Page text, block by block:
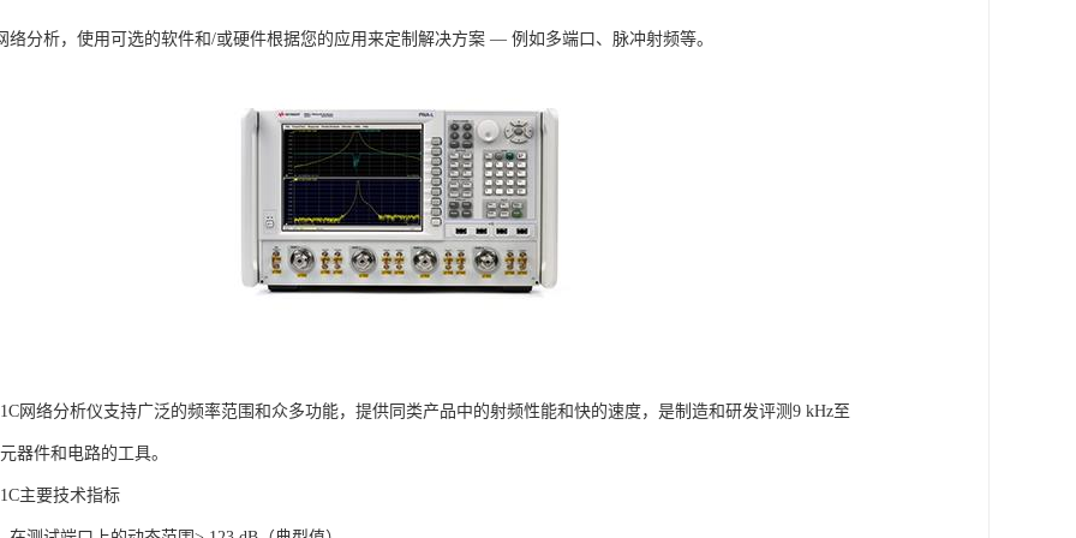
络分析，使用可选的软件和/或硬件根据您的应用来定制解决方案 — 例如多端口、脉冲射频等。
网络分析仪支持广泛的频率范围和众多功能，提供同类产品中的射频性能和快的速度，是制造和研发评测9 kHz至
器件和电路的工具。
主要技术指标